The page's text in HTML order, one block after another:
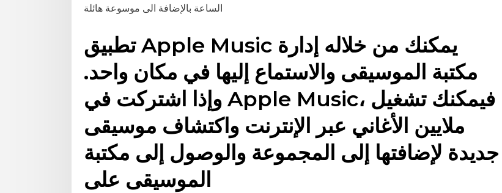
الساعة بالإضافة الى موسوعة هائلة
تطبيق Apple Music يمكنك من خلاله إدارة
مكتبة الموسيقى والاستماع إليها في مكان واحد.
وإذا اشتركت في Apple Music، فيمكنك تشغيل
ملايين الأغاني عبر الإنترنت واكتشاف موسيقى
جديدة لإضافتها إلى المجموعة والوصول إلى مكتبة
الموسيقى على